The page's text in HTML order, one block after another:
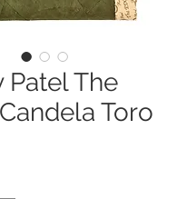
Patel The
Toro